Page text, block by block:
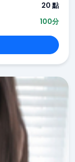
20 點
100分